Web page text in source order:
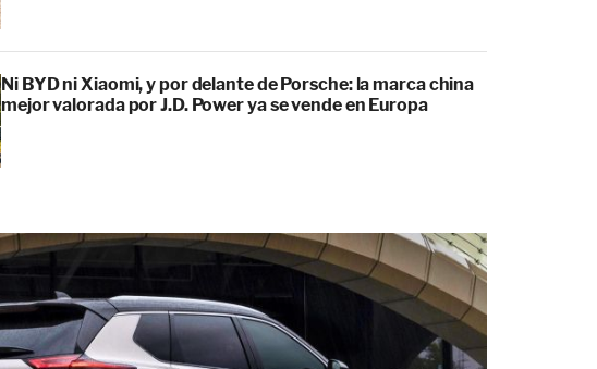
Ni BYD ni Xiaomi, y por delante de Porsche: la marca china
mejor valorada por J.D. Power ya se vende en Europa